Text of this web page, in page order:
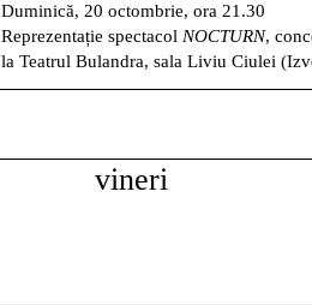
Duminică, 20 octombrie, ora 21.30
Reprezentație spectacol NOCTURN,
la Teatrul Bulandra, sala Liviu Ciulei
vineri